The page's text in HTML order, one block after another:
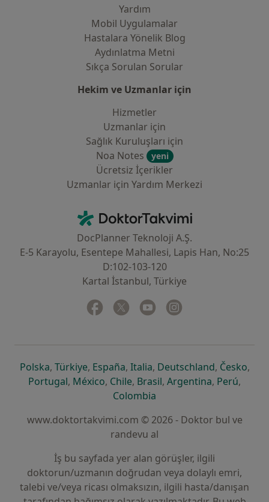
Yardım
Mobil Uygulamalar
Hastalara Yönelik Blog
Aydınlatma Metni
Sıkça Sorulan Sorular
Hekim ve Uzmanlar için
Hizmetler
Uzmanlar için
Sağlık Kuruluşları için
Noa Notes
yeni
Ücretsiz İçerikler
Uzmanlar için Yardım Merkezi
DoktorTakvimi - Ana Sayfa
DocPlanner Teknoloji A.Ş.
E-5 Karayolu, Esentepe Mahallesi, Lapis Han, No:25
D:102-103-120
Kartal İstanbul, Türkiye
Facebook
yeni bir sekmede açılır
Twitter
yeni bir sekmede açılır
Youtube
yeni bir sekmede açılır
Polskayeni bir sekmede açılır
, Türkiyeyeni bir sekmede açılır
, Españayeni bir sekmede açılır
, Italiayeni bir sekmede açılır
, Deutschlandyeni bir
, Českoyeni
,
Portugalyeni bir sekmede açılır
, Méxicoyeni bir sekmede açılır
, Chileyeni bir sekmede açılır
, Brasilyeni bir sekmede açılır
, Argentinayeni bir
, Perúyeni
,
Colombia
www.doktortakvimi.com © 2026 - Doktor bul ve
randevu al
İş bu sayfada yer alan görüşler, ilgili
doktorun/uzmanın doğrudan veya dolaylı emri,
talebi ve/veya ricası olmaksızın, ilgili hasta/danışan